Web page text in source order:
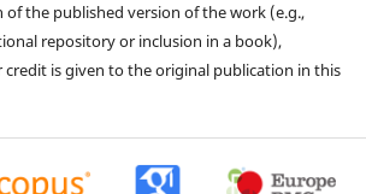
the published version of the work (e.g.,
repository or inclusion in a book),
is given to the original publication in this